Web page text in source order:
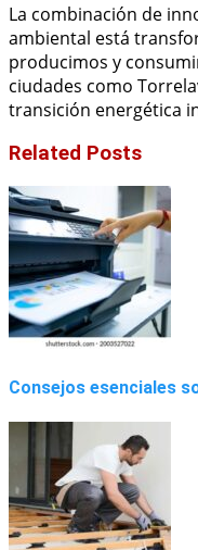
La combinación de
ambiental está
producimos y
ciudades como
transición energética
Related Posts
Consejos esenciales